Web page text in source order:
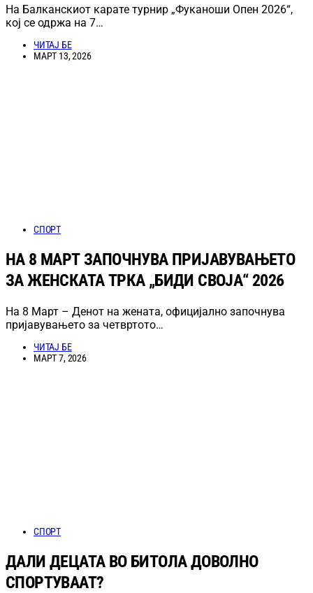
На Балканскиот карате турнир „Фуканоши Опен 2026“,
кој се одржа на 7…
ЧИТАЈ БЕ
МАРТ 13, 2026
СПОРТ
НА 8 МАРТ ЗАПОЧНУВА ПРИЈАВУВАЊЕТО
ЗА ЖЕНСКАТА ТРКА „БИДИ СВОЈА“ 2026
На 8 Март – Денот на жената, официјално започнува
пријавувањето за четвртото…
ЧИТАЈ БЕ
МАРТ 7, 2026
СПОРТ
ДАЛИ ДЕЦАТА ВО БИТОЛА ДОВОЛНО
СПОРТУВААТ?